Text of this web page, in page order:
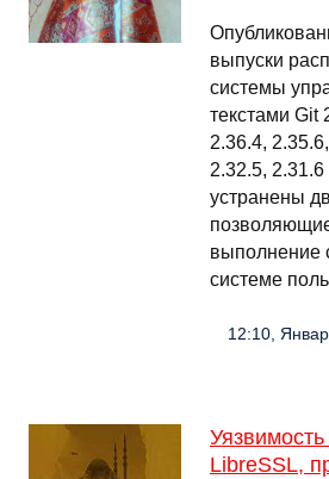
выпуски
системы
текстами Git
2.36.4,
2.32.5,
устранены
выполнение
системе
12:10,
LibreSSL,